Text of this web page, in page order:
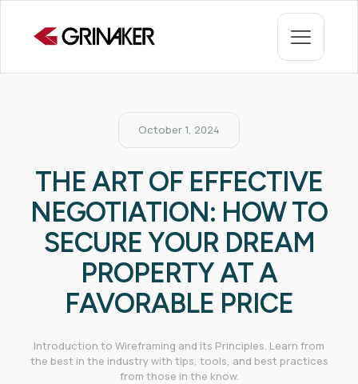
October 1, 2024
THE ART OF EFFECTIVE
NEGOTIATION: HOW TO
SECURE YOUR DREAM
PROPERTY AT A
FAVORABLE PRICE
Introduction to Wireframing and its Principles. Learn from
the best in the industry with tips, tools, and best practices
from those in the know.